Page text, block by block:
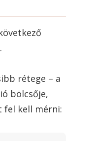
rétege – a
bölcsője,
fel kell mérni: